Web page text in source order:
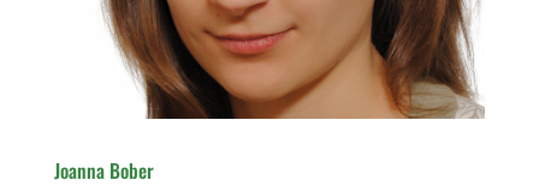
Joanna Bober